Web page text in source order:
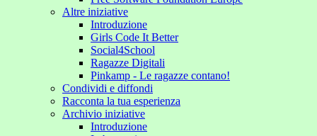
Altre iniziative
Introduzione
Girls Code It Better
Social4School
Ragazze Digitali
Pinkamp - Le ragazze contano!
Condividi e diffondi
Racconta la tua esperienza
Archivio iniziative
Introduzione